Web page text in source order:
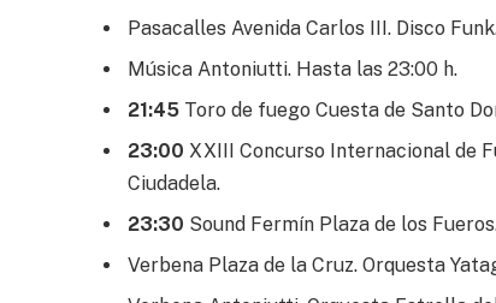
Pasacalles Avenida Carlos III. Disco
Música Antoniutti. Hasta las 23:00 h.
21:45 Toro de fuego Cuesta de Santo
23:00 XXIII Concurso Internacional de
Ciudadela.
23:30 Sound Fermín Plaza de los
Verbena Plaza de la Cruz. Orquesta